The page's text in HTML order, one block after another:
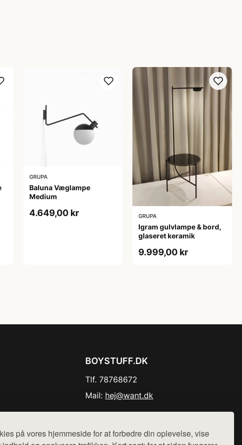
på vores hjemmeside for at forbedre din oplevelse, vise
GRUPA
Baluna Væglampe
Medium
4.649,00 kr GRUPA
Igram gulvlampe & bord,
glaseret keramik
9.999,00 kr
BOYSTUFF.DK
Tlf. 78768672
Mail: hej@want.dk